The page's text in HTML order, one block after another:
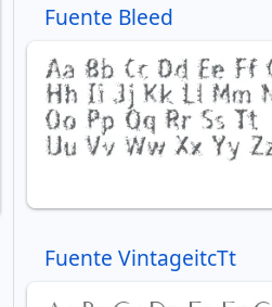
Fuente Bleed
Fuente VintageitcTt